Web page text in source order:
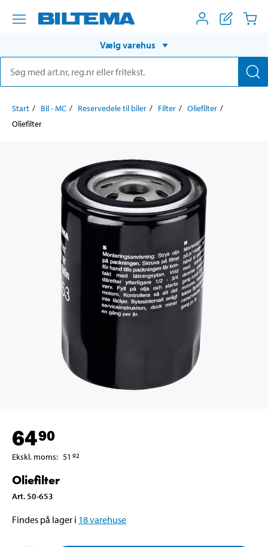
Vælg varehus
Start Bil - MC Reservedele til biler Filter
Oliefilter
Oliefilter
6490
Ekskl. moms: 51 92
Oliefilter
Art. 50-653
Findes på lager i 18varehuse